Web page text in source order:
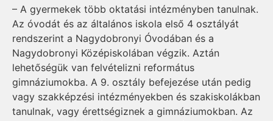
– A gyermekek több oktatási intézményben tanulnak.
Az óvodát és az általános iskola első 4 osztályát
rendszerint a Nagydobronyi Óvodában és a
Nagydobronyi Középiskolában végzik. Aztán
lehetőségük van felvételizni református
gimnáziumokba. A 9. osztály befejezése után pedig
vagy szakképzési intézményekben és szakiskolákban
tanulnak, vagy érettségiznek a gimnáziumokban. Az